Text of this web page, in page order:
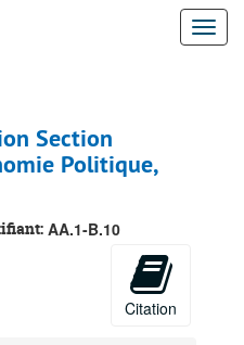
Section
Politique,
AA.1-B.10
Citation